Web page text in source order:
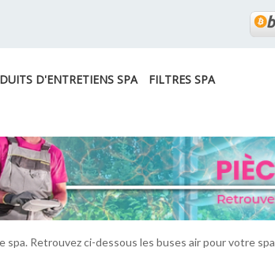
D'ENTRETIENS SPA FILTRES SPA
spa. Retrouvez ci-dessous les buses air pour votre spa